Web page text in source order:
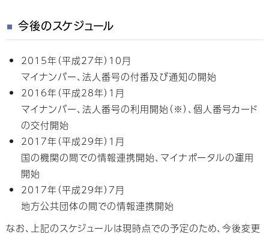
今後のスケジュール
2015年（平成27年）10月
マイナンバー、法人番号の付番及び通知の開始
2016年（平成28年）1月
マイナンバー、法人番号の利用開始（※）、個人番号カード
の交付開始
2017年（平成29年）1月
国の機関の間での情報連携開始、マイナポータルの運用
開始
2017年（平成29年）7月
地方公共団体の間での情報連携開始
なお、上記のスケジュールは現時点での予定のため、今後変更